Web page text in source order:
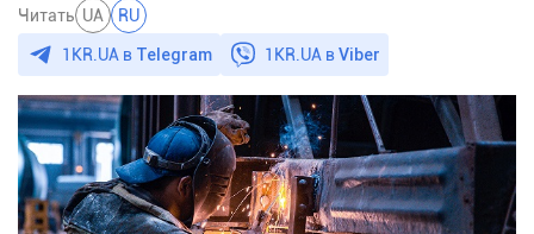
Читать UA RU
1KR.UA в Telegram 1KR.UA вViber